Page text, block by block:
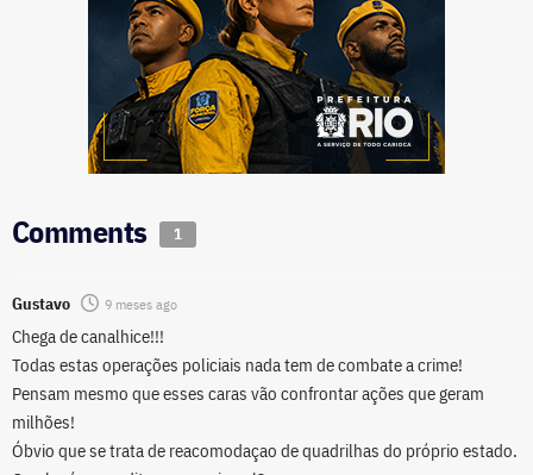
Comments 1
Gustavo 9 meses ago
Chega de canalhice!!!
Todas estas operações policiais nada tem de combate a crime!
Pensam mesmo que esses caras vão confrontar ações que geram
milhões!
Óbvio que se trata de reacomodaçao de quadrilhas do próprio estado.